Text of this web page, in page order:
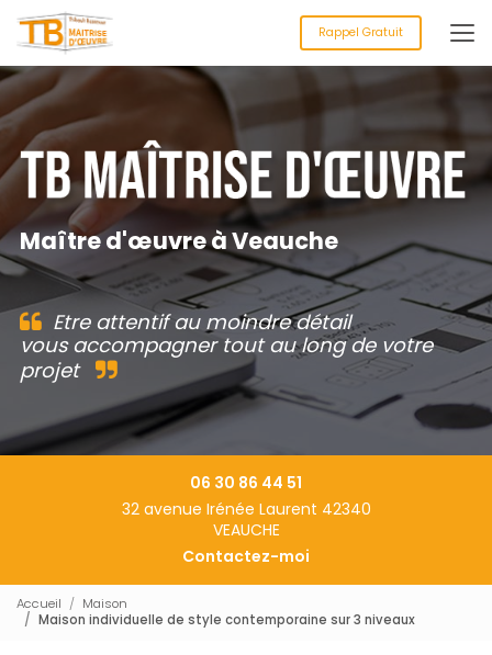
au
contenu
principal
Rappel Gratuit
Maître d'œuvre à Veauche
Etre attentif au moindre détail
vous accompagner tout au long de votre
projet
06 30 86 44 51
32 avenue Irénée Laurent 42340
VEAUCHE
Contactez-moi
Accueil
Maison
Maison individuelle de style contemporaine sur 3 niveaux